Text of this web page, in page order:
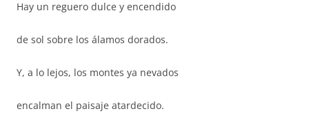
Hay un reguero dulce y encendido
de sol sobre los álamos dorados.
Y, a lo lejos, los montes ya nevados
encalman el paisaje atardecido.